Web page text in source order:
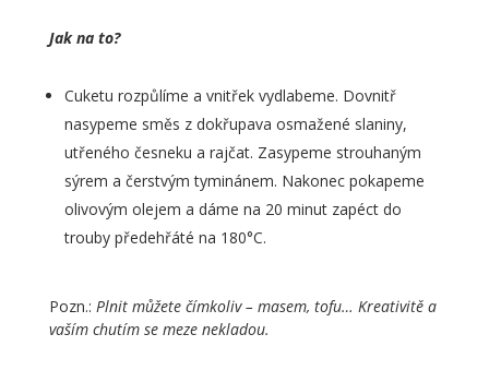
Jak na to?
Cuketu rozpůlíme a vnitřek vydlabeme. Dovnitř
nasypeme směs z dokřupava osmažené slaniny,
utřeného česneku a rajčat. Zasypeme strouhaným
sýrem a čerstvým tyminánem. Nakonec pokapeme
olivovým olejem a dáme na 20 minut zapéct do
trouby předehřáté na 180°C.
Pozn.: Plnit můžete čímkoliv – masem, tofu… Kreativitě a
vaším chutím se meze nekladou.